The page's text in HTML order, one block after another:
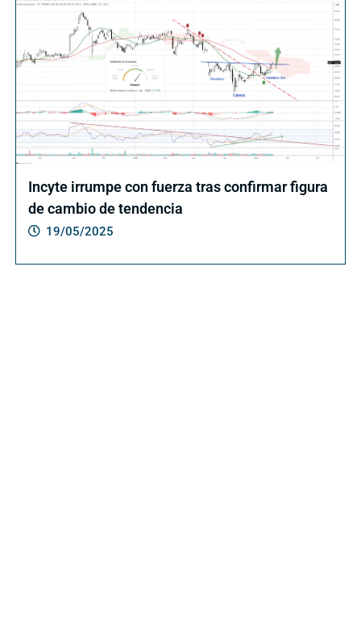
Incyte irrumpe con fuerza tras confirmar figura
de cambio de tendencia
19/05/2025